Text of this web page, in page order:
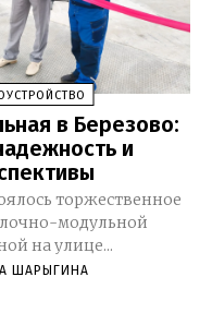
в Березово:
и
торжественное
модульной
на улице...
ШАРЫГИНА